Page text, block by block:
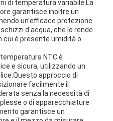
di temperatura variabile.La
garantisce inoltre un
un'efficace protezione
d'acqua, che lo rende
cui è presente umidità o
NTC è
e sicura, utilizzando un
approccio di
facilmente il
senza la necessità di
o di apparecchiature
garantisce un